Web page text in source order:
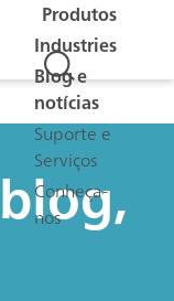
Produtos
Industries
Blog e
notícias
Suporte e
Serviços
Conheça-
nos